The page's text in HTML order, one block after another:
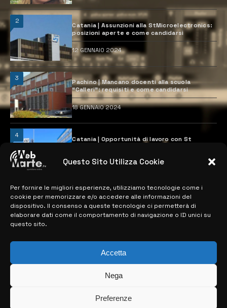
Questo Sito Utilizza Cookie
Per fornire le migliori esperienze, utilizziamo tecnologie come i
cookie per memorizzare e/o accedere alle informazioni del
dispositivo. Il consenso a queste tecnologie ci permetterà di
elaborare dati come il comportamento di navigazione o ID unici su
questo sito.
Accetta
Nega
Preferenze
2
Catania | Assunzioni alla StMicroelectronics:
posizioni aperte e come candidarsi
12 GENNAIO 2024
3
Pachino | Mancano docenti alla scuola
“Calleri”: requisiti e come candidarsi
18 GENNAIO 2024
4
Catania | Opportunità di lavoro con St
28 MARZO 2024
MAPPA DEL SITO
> NOTIZIE
> CONTATTI